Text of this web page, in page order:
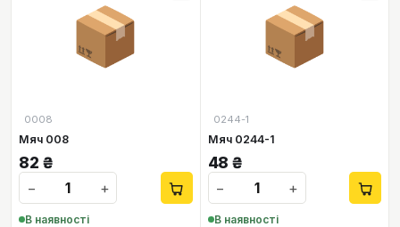
📦
0008
Мяч 008
82 ₴
−
+
В наявності
📦
0244-1
Мяч 0244-1
48 ₴
−
+
В наявності